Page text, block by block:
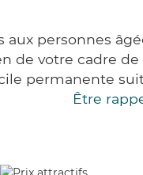
aux personnes
de votre cadre
permanente
Être